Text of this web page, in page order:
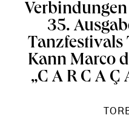
35.
Tanzfestivals
Kann Marco
„C A R C A Ç